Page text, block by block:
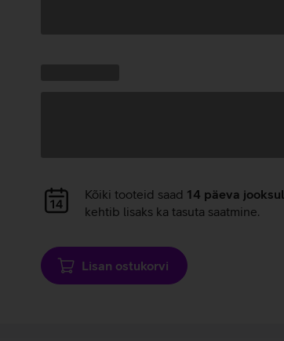
Andmete
laadimine
Kõiki tooteid saad 14 päeva jooksul
kehtib lisaks ka tasuta saatmine.
Lisan ostukorvi